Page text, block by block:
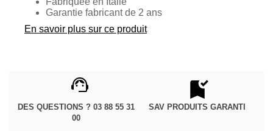
Garantie fabricant de 2 ans
En savoir plus sur ce produit
DES QUESTIONS ? 03 88 55 31
00
SAV PRODUITS GARANTI